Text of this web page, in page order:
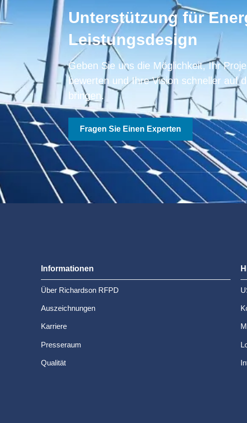
Unterstützung für
Leistungsdesign
Geben Sie uns die Möglichkeit, Ihr
bewerten und Ihre Vision schneller auf
bringen.
Fragen Sie Einen Experten
Informationen
Über Richardson RFPD
Auszeichnungen
Karriere
Presseraum
Qualität